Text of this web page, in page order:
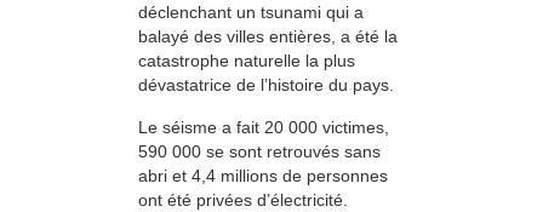
déclenchant un tsunami qui a
balayé des villes entières, a été la
catastrophe naturelle la plus
dévastatrice de l’histoire du pays.
Le séisme a fait 20 000 victimes,
590 000 se sont retrouvés sans
abri et 4,4 millions de personnes
ont été privées d’électricité.